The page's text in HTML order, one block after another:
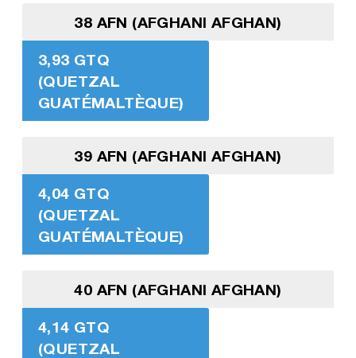
38 AFN (AFGHANI AFGHAN)
3,93 GTQ
(QUETZAL
GUATÉMALTÈQUE)
39 AFN (AFGHANI AFGHAN)
4,04 GTQ
(QUETZAL
GUATÉMALTÈQUE)
40 AFN (AFGHANI AFGHAN)
4,14 GTQ
(QUETZAL